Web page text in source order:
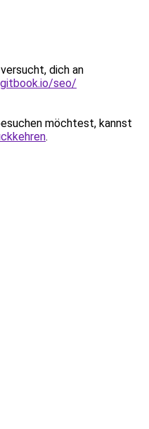
dich an
seo/
möchtest, kannst
.